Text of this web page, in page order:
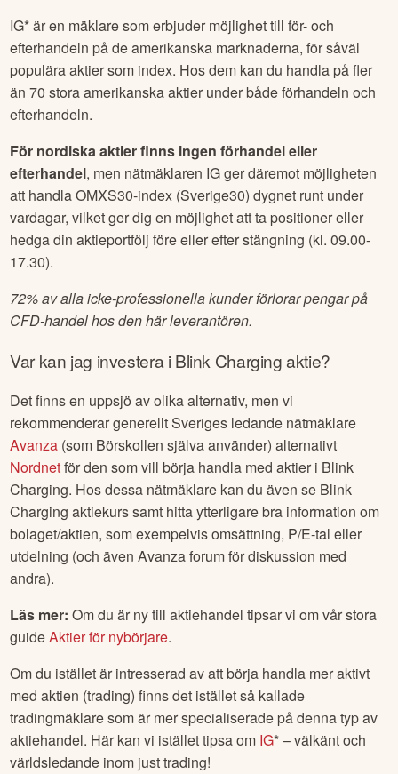
IG* är en mäklare som erbjuder möjlighet till för- och
efterhandeln på de amerikanska marknaderna, för såväl
populära aktier som index. Hos dem kan du handla på fler
än 70 stora amerikanska aktier under både förhandeln och
efterhandeln.
För nordiska aktier finns ingen förhandel eller
efterhandel, men nätmäklaren IG ger däremot möjligheten
att handla OMXS30-index (Sverige30) dygnet runt under
vardagar, vilket ger dig en möjlighet att ta positioner eller
hedga din aktieportfölj före eller efter stängning (kl. 09.00-
17.30).
72% av alla icke-professionella kunder förlorar pengar på
CFD-handel hos den här leverantören.
Var kan jag investera iBlink Chargingaktie?
Det finns en uppsjö av olika alternativ, men vi
rekommenderar generellt Sveriges ledande nätmäklare
Avanza (som Börskollen själva använder) alternativt
Nordnetför den som vill börja handla med aktier i Blink
Charging. Hos dessa nätmäklare kan du även se Blink
Charging aktiekurs samt hitta ytterligare bra information om
bolaget/aktien, som exempelvis omsättning, P/E-tal eller
utdelning (och även Avanza forum för diskussion med
andra).
Läs mer: Om du är ny till aktiehandel tipsar vi om vår stora
guideAktier för nybörjare.
Om du istället är intresserad av att börja handla mer aktivt
med aktien (trading) finns det istället så kallade
tradingmäklare som är mer specialiserade på denna typ av
aktiehandel. Här kan vi istället tipsa om IG* – välkänt och
världsledande inom just trading!